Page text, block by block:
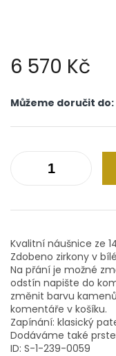
6 570 Kč
cena:
Můžeme doručit do:
Kvalitní náušnice ze
Zdobeno zirkony v
Na přání je možné
odstín napište do
změnit barvu
komentáře v košíku.
Zapínání: klasický
Dodáváme také
ID: S-1-239-0059